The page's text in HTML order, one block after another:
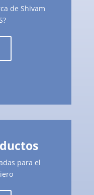
de Shivam
para el